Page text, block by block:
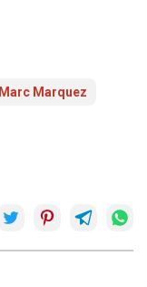
Marc Marquez